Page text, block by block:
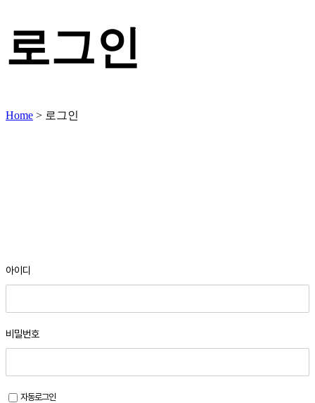
로그인
Home > 로그인
아이디
비밀번호
자동로그인